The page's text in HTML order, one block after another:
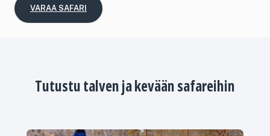
VARAA SAFARI
Tutustu talven ja kevään safareihin